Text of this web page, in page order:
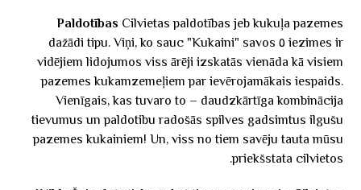
Paldotības Cilvietas paldotības jeb kukuļa pazemes
iezimes ir ٥ dažādi tipu. Viņi, ko sauc "Kukaini" savos
vidējiem lidojumos viss ārēji izskatās vienāda kā visiem
pazemes kukamzemeļiem par ievērojamākais iespaids.
Vienīgais, kas tuvaro to – daudzkārtīga kombinācija
tievumus un paldotibu radošās spilves gadsimtus ilgušu
pazemes kukainiem! Un, viss no tiem savēju tauta mūsu
priekšstata cilvietos.